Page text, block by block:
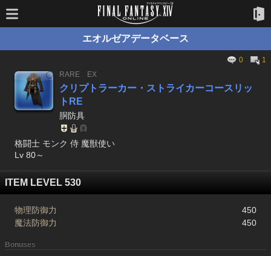
エオルゼアデータベース
0
1
RARE
EX
クリプトラーカー・ストライカーコースリッ
トRE
胴防具
格闘士 モンク 侍 魔獣使い
Lv 80～
ITEM LEVEL 530
物理防御力
450
魔法防御力
450
Bonuses